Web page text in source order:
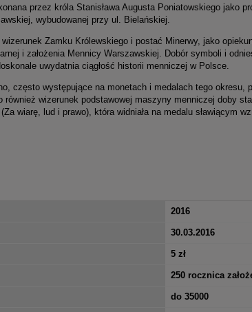
przez króla Stanisława Augusta Poniatowskiego jako
wybudowanej przy ul. Bielańskiej.
Zamku Królewskiego i postać Minerwy, jako
i założenia Mennicy Warszawskiej. Dobór symboli i
uwydatnia ciągłość historii menniczej w Polsce.
często występujące na monetach i medalach tego okresu,
również wizerunek podstawowej maszyny menniczej doby
wiarę, lud i prawo), która widniała na medalu sławiącym
2016
30.03.2016
5 zł
250 rocznica
do 35000